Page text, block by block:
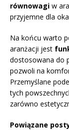
równowagi w
przyjemne dla
Na końcu warto
aranżacji jest
dostosowana do
pozwoli na
Przemyślane
tych
zarówno
Powiązane